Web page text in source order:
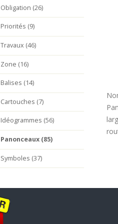
Obligation (26)
Priorités (9)
Travaux (46)
Zone (16)
Balises (14)
Cartouches (7)
Idéogrammes (56)
Panonceaux (85)
Symboles (37)